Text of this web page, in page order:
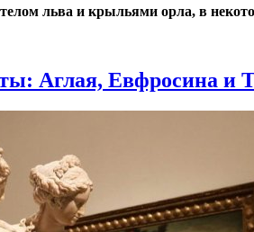
льва и крыльями орла, в
Аглая, Евфросина и